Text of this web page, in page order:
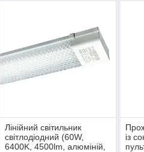
Лінійний світильник
світлодіодний (60W,
6400K, 4500lm, алюміній,
із